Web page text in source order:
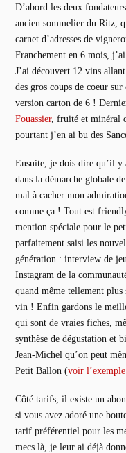
D’abord les deux
ancien sommelier du Ritz,
carnet d’adresses de
Franchement en 6 mois,
J’ai découvert 12 vins
des gros coups de coeur
version carton de 6 !
Fouassier, fruité et minéral
pourtant j’en ai bu des
Ensuite, je dois dire qu’il y
dans la démarche globale
mal à cacher mon
comme ça ! Tout est
mention spéciale pour le
parfaitement saisi les
génération : interview de
Instagram de la
quand même tellement
vin ! Enfin gardons le
qui sont de vraies fiches,
synthèse de dégustation et
Jean-Michel qu’on peut
Petit Ballon (voir
Côté tarifs, il existe un
si vous avez adoré une
tarif préférentiel pour les
mecs là, je leur ai déjà